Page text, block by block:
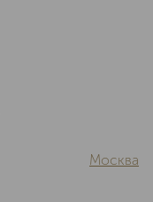
Москва